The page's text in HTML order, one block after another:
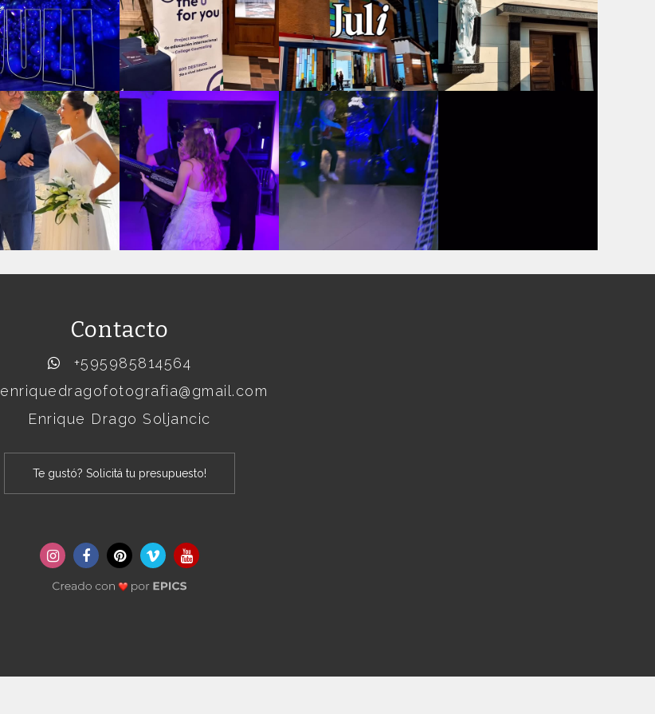
Contacto
+595985814564
enriquedragofotografia@gmail.com
Enrique Drago Soljancic
Te gustó? Solicitá tu presupuesto!